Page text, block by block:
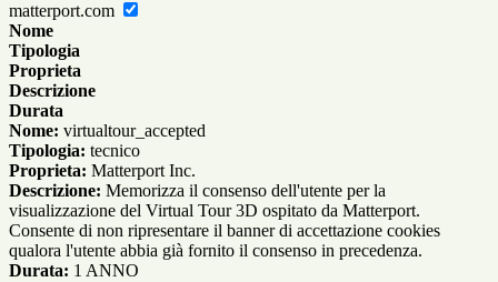
matterport.com
Nome
Tipologia
Proprieta
Descrizione
Durata
Nome: virtualtour_accepted
Tipologia: tecnico
Proprieta: Matterport Inc.
Descrizione: Memorizza il consenso dell'utente per la
visualizzazione del Virtual Tour 3D ospitato da Matterport.
Consente di non ripresentare il banner di accettazione cookies
qualora l'utente abbia già fornito il consenso in precedenza.
Durata: 1 ANNO